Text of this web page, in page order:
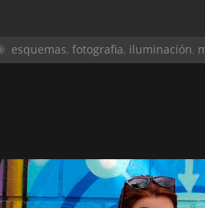
esquemas, fotografia, iluminación,